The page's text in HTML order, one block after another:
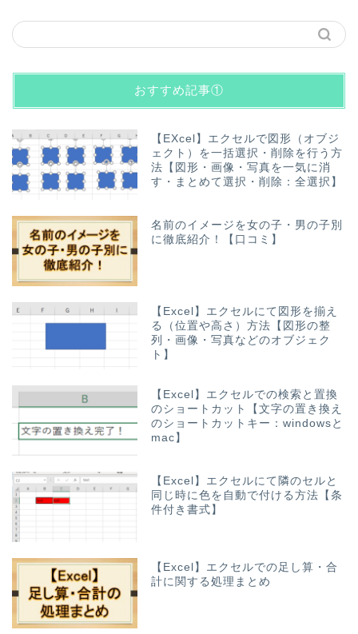
おすすめ記事①
【EXcel】エクセルで図形（オブジ
ェクト）を一括選択・削除を行う方
法【図形・画像・写真を一気に消
す・まとめて選択・削除：全選択】
名前のイメージを女の子・男の子別
に徹底紹介！【口コミ】
【Excel】エクセルにて図形を揃え
る（位置や高さ）方法【図形の整
列・画像・写真などのオブジェク
ト】
【Excel】エクセルでの検索と置換
のショートカット【文字の置き換え
のショートカットキー：windowsと
mac】
【Excel】エクセルにて隣のセルと
同じ時に色を自動で付ける方法【条
件付き書式】
【Excel】エクセルでの足し算・合
計に関する処理まとめ